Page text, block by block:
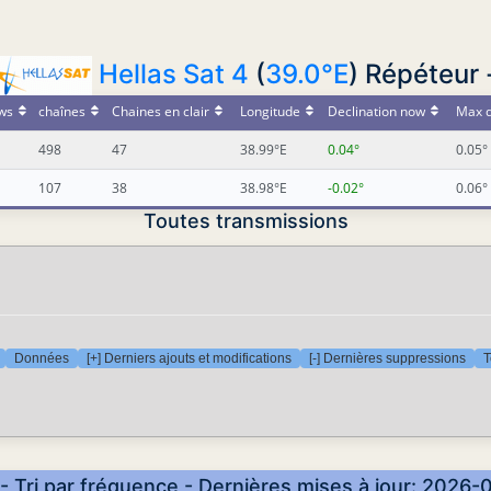
Hellas Sat 4 (39.0°E) Répéteur
chaînes Chaines en clair Longitude Declination now Max
498 47 38.99°E 0.04° 0.05°
107 38 38.98°E -0.02° 0.06°
Toutes transmissions
Données [+] Derniers ajouts et modifications [-] Dernières suppressions
Tri par fréquence - Dernières mises à jour: 2026-